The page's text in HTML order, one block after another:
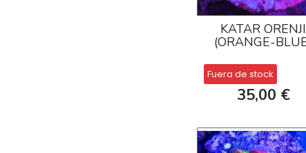
KATAR ORENJI
(ORANGE-
Fuera de stock
35,00 €